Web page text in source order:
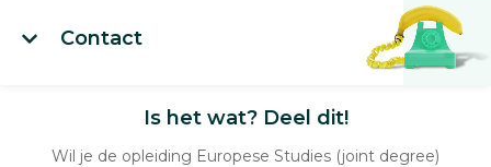
Contact
Is het wat? Deel dit!
Wil je de opleiding Europese Studies (joint degree)